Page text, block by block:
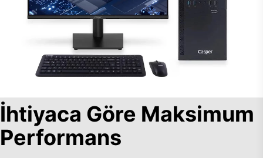
İhtiyaca Göre Maksimum
Performans